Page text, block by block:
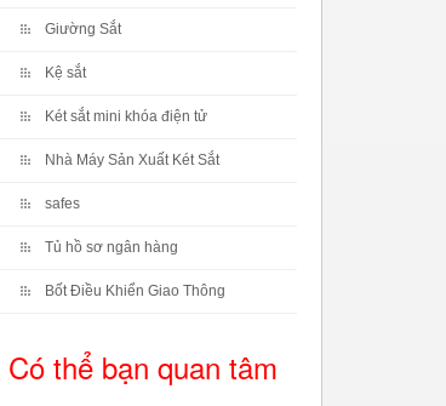
Giường Sắt
Kệ sắt
Két sắt mini khóa điện tử
Nhà Máy Sản Xuất Két Sắt
safes
Tủ hồ sơ ngân hàng
Bốt Điều Khiển Giao Thông
Có thể bạn quan tâm